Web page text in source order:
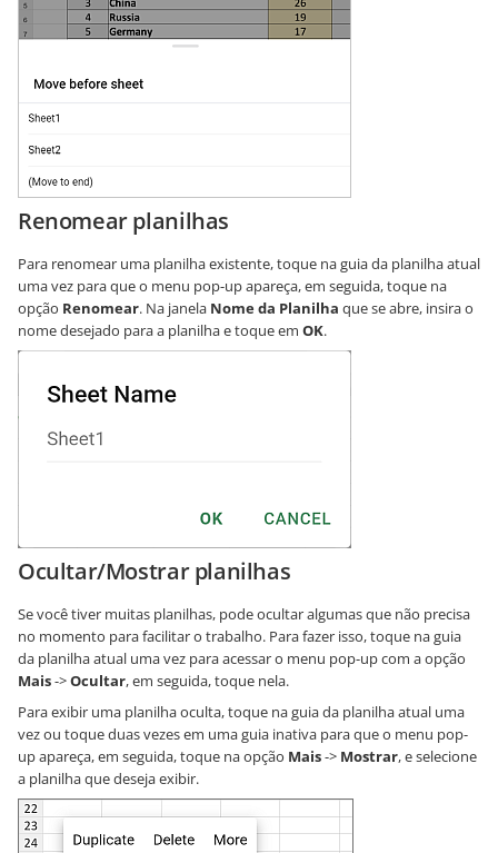
Renomear planilhas
Para renomear uma planilha existente, toque na guia da planilha atual
uma vez para que o menu pop-up apareça, em seguida, toque na
opção Renomear. Na janela Nome da Planilha que se abre, insira o
nome desejado para a planilha e toque em OK.
Ocultar/Mostrar planilhas
Se você tiver muitas planilhas, pode ocultar algumas que não precisa
no momento para facilitar o trabalho. Para fazer isso, toque na guia
da planilha atual uma vez para acessar o menu pop-up com a opção
Mais->Ocultar, em seguida, toque nela.
Para exibir uma planilha oculta, toque na guia da planilha atual uma
vez ou toque duas vezes em uma guia inativa para que o menu pop-
up apareça, em seguida, toque na opção Mais-> Mostrar, e selecione
a planilha que deseja exibir.